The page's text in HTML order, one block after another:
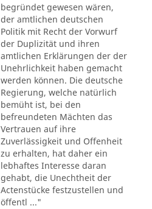
begründet gewesen wären,
der amtlichen deutschen
Politik mit Recht der Vorwurf
der Duplizität und ihren
amtlichen Erklärungen der der
Unehrlichkeit haben gemacht
werden können. Die deutsche
Regierung, welche natürlich
bemüht ist, bei den
befreundeten Mächten das
Vertrauen auf ihre
Zuverlässigkeit und Offenheit
zu erhalten, hat daher ein
lebhaftes Interesse daran
gehabt, die Unechtheit der
Actenstücke festzustellen und
öffentl ..."